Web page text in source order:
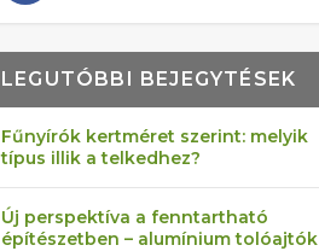
LEGUTÓBBI BEJEGYTÉSEK
Fűnyírók kertméret szerint: melyik
típus illik a telkedhez?
Új perspektíva a fenntartható
építészetben – alumínium tolóajtók